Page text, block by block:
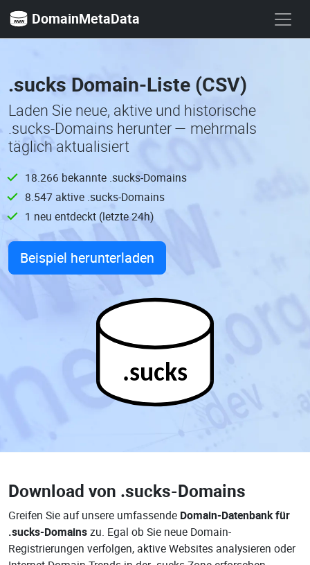
DomainMetaData
.sucks Domain-Liste (CSV)
Laden Sie neue, aktive und historische
.sucks-Domains herunter — mehrmals
täglich aktualisiert
18.266 bekannte .sucks-Domains
8.547 aktive .sucks-Domains
1 neu entdeckt (letzte 24h)
Beispiel herunterladen
.sucks
Download von .sucks-Domains
Greifen Sie auf unsere umfassende Domain-Datenbank für
.sucks-Domainszu. Egal ob Sie neue Domain-
Registrierungen verfolgen, aktive Websites analysieren oder